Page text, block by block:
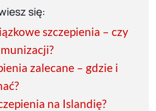
się:
szczepienia – czy
zalecane – gdzie i
na Islandię?